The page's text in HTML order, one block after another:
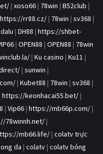
| xoso66 | 78win | B52club |
https://rr88.cz/ | 78win | sv368 |
| DH88 | https://shbet-
| OPEN88 | OPEN88 | 78win
| Ku casino | Ku11 |
| sunwin |
| Kubet88 | 78win | sv368 |
https://keonhacai55.bet/ |
| Vip66 | https://mb66p.com/ |
78winnh.net/ |
mb66.life/ | colatv trực
da | colatv | colatv bóng